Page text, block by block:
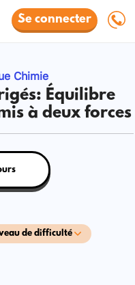
Se connecter
Chimie
Équilibre
à deux forces
de difficulté